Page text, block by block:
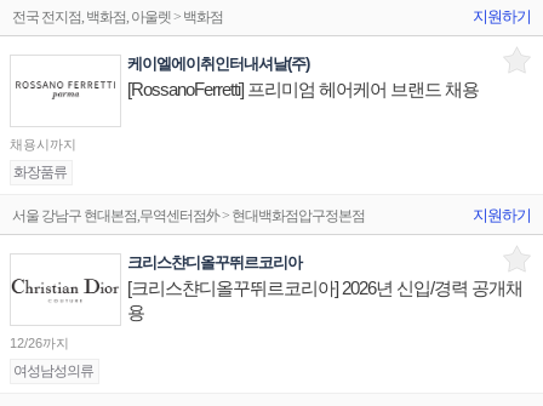
전국 전지점, 백화점, 아울렛 > 백화점 지원하기
케이엘에이취인터내셔날(주)
[RossanoFerretti] 프리미엄 헤어케어 브랜드 채용
채용시까지
화장품류
서울 강남구 현대본점,무역센터점外 > 현대백화점압구정본점 지원하기
크리스챤디올꾸뛰르코리아
[크리스챤디올꾸뛰르코리아] 2026년 신입/경력 공개채
용
12/26까지
여성남성의류